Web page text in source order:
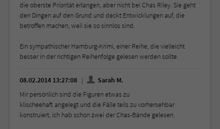
die oberste Priorität erlangen, aber nicht bei Chas Riley. Sie geht
den Dingen auf den Grund und deckt Entwicklungen auf, die
betroffen machen, weil sie so sinnlos sind.
Ein sympathischer Hamburg-Krimi, einer Reihe, die vielleicht
besser in der richtigen Reihenfolge gelesen werden sollte.
08.02.2014 13:27:08
Sarah M.
Mir persönlich sind die Figuren etwas zu
klischeehaft angelegt und die Fälle teils zu vorhersehbar
konstruiert, ich hab schon zwei der Chas-Bände gelesen.